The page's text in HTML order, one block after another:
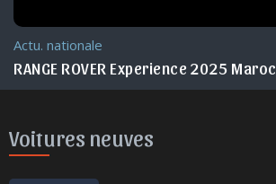
Actu. nationale
RANGE ROVER Experience 2025 Maroc
Voitures neuves